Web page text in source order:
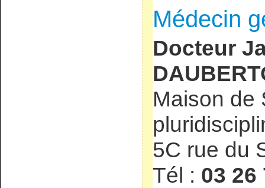
Médecin
Docteur
Maison de
5C rue du
Tél : 03 26